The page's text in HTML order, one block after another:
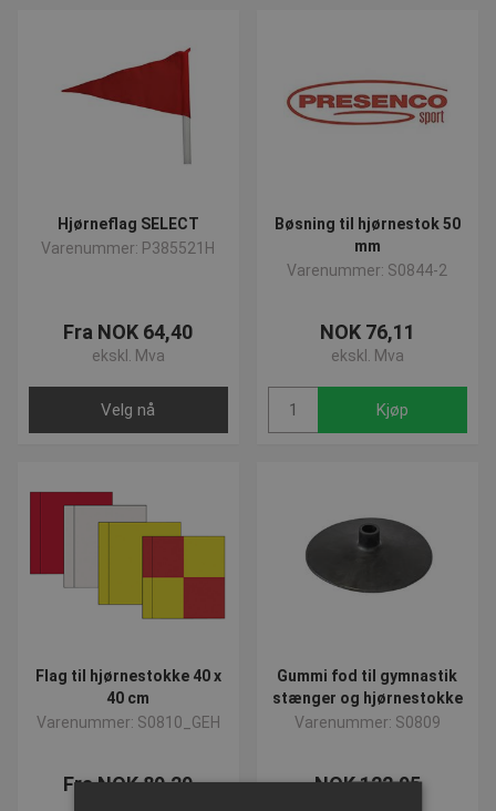
Hjørneflag SELECT
Varenummer: P385521H
Fra NOK 64,40
ekskl. Mva
Velg nå
Bøsning til hjørnestok 50
mm
Varenummer: S0844-2
NOK 76,11
ekskl. Mva
Kjøp
Flag til hjørnestokke 40 x
40 cm
Varenummer: S0810_GEH
Fra NOK 89,29
Gummi fod til gymnastik
stænger og hjørnestokke
Varenummer: S0809
NOK 122,95